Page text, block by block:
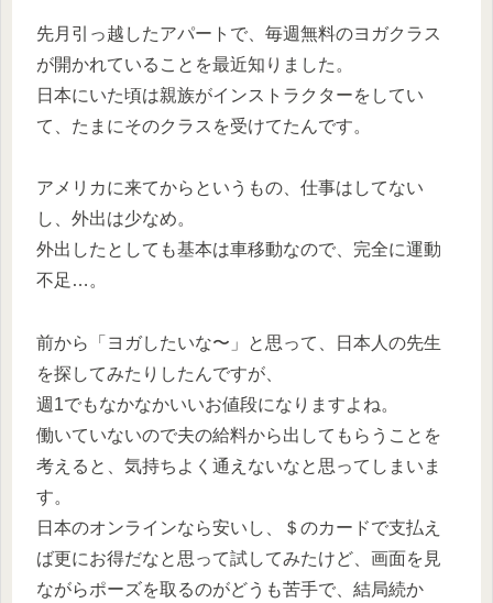
先月引っ越したアパートで、毎週無料のヨガクラス
が開かれていることを最近知りました。
日本にいた頃は親族がインストラクターをしてい
て、たまにそのクラスを受けてたんです。
アメリカに来てからというもの、仕事はしてない
し、外出は少なめ。
外出したとしても基本は車移動なので、完全に運動
不足…。
前から「ヨガしたいな〜」と思って、日本人の先生
を探してみたりしたんですが、
週1でもなかなかいいお値段になりますよね。
働いていないので夫の給料から出してもらうことを
考えると、気持ちよく通えないなと思ってしまいま
す。
日本のオンラインなら安いし、＄のカードで支払え
ば更にお得だなと思って試してみたけど、画面を見
ながらポーズを取るのがどうも苦手で、結局続か